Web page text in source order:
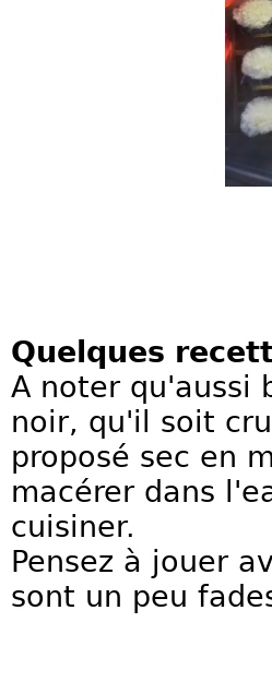
Quelques
A noter qu'aussi
noir, qu'il soit
proposé sec en
macérer dans
cuisiner.
Pensez à jouer
sont un peu